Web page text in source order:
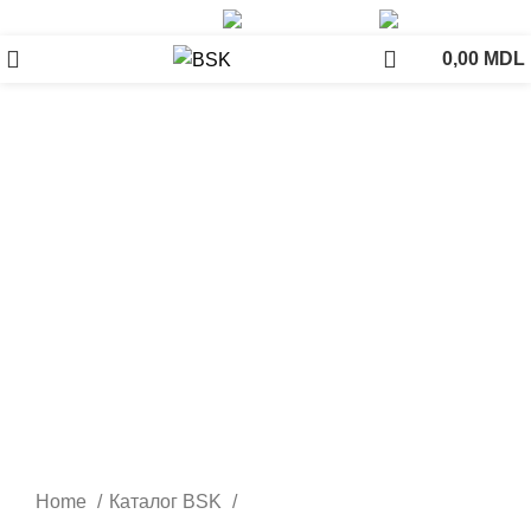
0,00 MDL
Home
Каталог BSK